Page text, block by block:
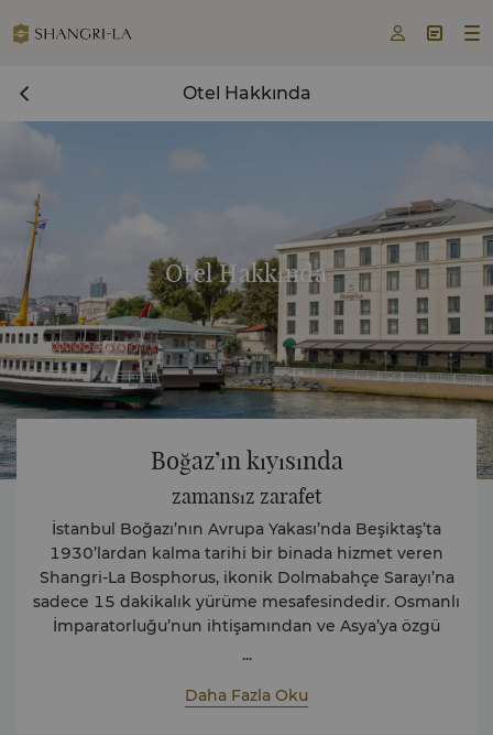
  
Otel Hakkında
Otel Hakkında
Boğaz’ın kıyısında
zamansız zarafet
İstanbul Boğazı’nın Avrupa Yakası’nda Beşiktaş’ta
1930’lardan kalma tarihi bir binada hizmet veren
Shangri-La Bosphorus, ikonik Dolmabahçe Sarayı’na
sadece 15 dakikalık yürüme mesafesindedir. Osmanlı
İmparatorluğu’nun ihtişamından ve Asya’ya özgü
edilmiş odaları ve süitleri konukları kendine hayran
...
Daha Fazla Oku